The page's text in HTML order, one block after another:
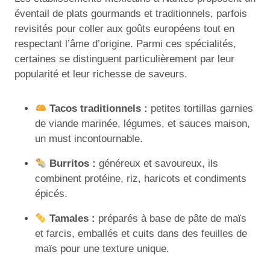
éventail de plats gourmands et traditionnels, parfois
revisités pour coller aux goûts européens tout en
respectant l’âme d’origine. Parmi ces spécialités,
certaines se distinguent particulièrement par leur
popularité et leur richesse de saveurs.
Tacos traditionnels : petites tortillas garnies
de viande marinée, légumes, et sauces maison,
un must incontournable.
Burritos : généreux et savoureux, ils
combinent protéine, riz, haricots et condiments
épicés.
Tamales : préparés à base de pâte de maïs
et farcis, emballés et cuits dans des feuilles de
maïs pour une texture unique.